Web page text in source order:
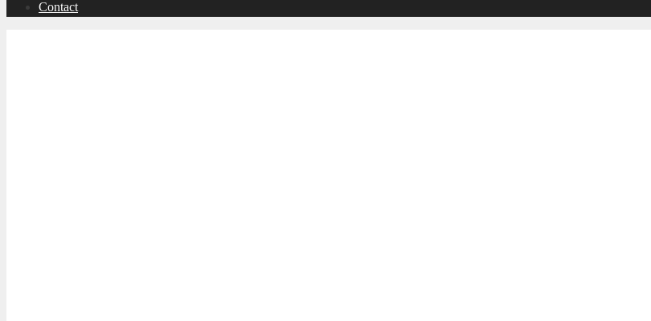
Contact